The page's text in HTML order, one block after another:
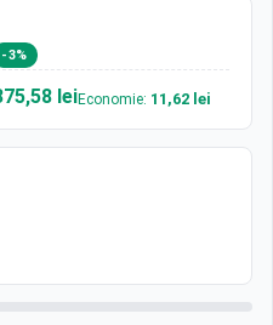
-3%
leiEconomie: 11,62 lei